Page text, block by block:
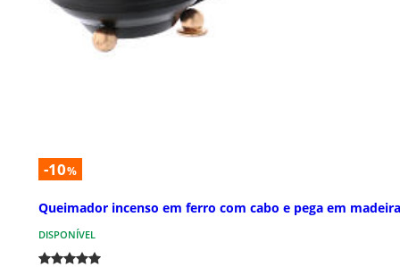
-10%
Queimador incenso em ferro com cabo e pega em madeira
DISPONÍVEL